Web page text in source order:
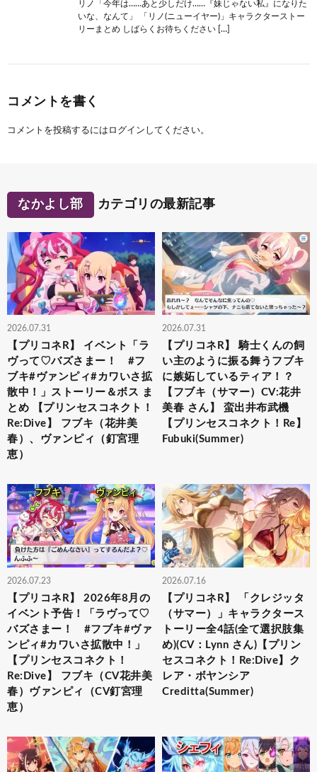
リノ「今年は……あと少しだけ……『妹じゃない私』になりた
いな、なんて」 「リノ(ニューイヤー)」キャラクターストー
リーまとめ しばらくお待ちください […]
コメントを書く
コメントを投稿するには ログイン してください。
なかよし部 カテゴリの最新記事
2026.07.31
【プリコネR】 イベント「ラ
ヴって♡バズさまー！ #フ
ブキ#ヴァンピィ#カワいさ拡
散中！」ストーリー＆ボス ま
とめ 【プリンセスコネクト！
Re:Dive】 フブキ（花井美
春）、ヴァンピィ（釘宮理
恵）
2026.07.31
【プリコネR】 騎士くんの飼
い主のように振る舞うフブキ
に嫉妬しているティア！？
【フブキ（サマー）CV:花井
美春 さん】 蛮出井布武機
【プリンセスコネクト！Re】
Fubuki(Summer)
2026.07.23
【プリコネR】 2026年8月の
イベント予告！「ラヴって♡
バズさまー！ #フブキ#ヴァ
ンピィ#カワいさ拡散中！」
【プリンセスコネクト！
Re:Dive】 フブキ（CV花井美
春）ヴァンピィ（CV釘宮理
恵）
2026.07.16
【プリコネR】 「クレジッタ
（サマー）」キャラクタース
トーリー全4話(全て選択肢集
め)(CV：Lynn さん)【プリン
セスコネクト！Re:Dive】ク
レア・ボヤンシア
Creditta(Summer)